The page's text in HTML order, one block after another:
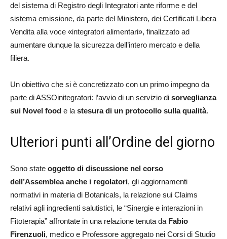
del sistema di Registro degli Integratori ante riforme e del
sistema emissione, da parte del Ministero, dei Certificati Libera
Vendita alla voce «integratori alimentari», finalizzato ad
aumentare dunque la sicurezza dell’intero mercato e della
filiera.
Un obiettivo che si è concretizzato con un primo impegno da
parte di ASSOinitegratori: l’avvio di un servizio di sorveglianza
sui Novel food e la stesura di un protocollo sulla qualità.
Ulteriori punti all’Ordine del giorno
Sono state oggetto di discussione nel corso
dell’Assemblea anche i regolatori, gli aggiornamenti
normativi in materia di Botanicals, la relazione sui Claims
relativi agli ingredienti salutistici, le “Sinergie e interazioni in
Fitoterapia” affrontate in una relazione tenuta da Fabio
Firenzuoli, medico e Professore aggregato nei Corsi di Studio